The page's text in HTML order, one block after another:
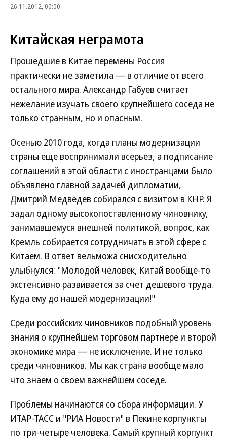
26.11.2012, 00:00
Китайская неграмота
Прошедшие в Китае перемены Россия
практически не заметила — в отличие от всего
остального мира. Александр Габуев считает
нежелание изучать своего крупнейшего соседа не
только странным, но и опасным.
Осенью 2010 года, когда планы модернизации
страны еще воспринимали всерьез, а подписание
соглашений в этой области с иностранцами было
объявлено главной задачей дипломатии,
Дмитрий Медведев собирался с визитом в КНР. Я
задал одному высокопоставленному чиновнику,
занимавшемуся внешней политикой, вопрос, как
Кремль собирается сотрудничать в этой сфере с
Китаем. В ответ вельможа снисходительно
улыбнулся: "Молодой человек, Китай вообще-то
экстенсивно развивается за счет дешевого труда.
Куда ему до нашей модернизации!"
Среди российских чиновников подобный уровень
знания о крупнейшем торговом партнере и второй
экономике мира — не исключение. И не только
среди чиновников. Мы как страна вообще мало
что знаем о своем важнейшем соседе.
Проблемы начинаются со сбора информации. У
ИТАР-ТАСС и "РИА Новости" в Пекине корпункты
по три-четыре человека. Самый крупный корпункт